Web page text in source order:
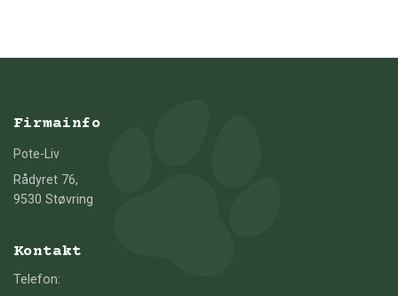
Firmainfo
Pote-Liv
Rådyret 76,
9530 Støvring
Kontakt
Telefon: